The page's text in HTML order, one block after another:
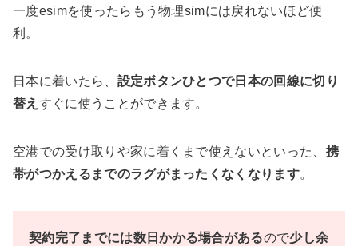
一度esimを使ったらもう物理simには戻れないほど便
利。
日本に着いたら、 設定ボタンひとつで日本の回線に切り
替え すぐに使うことができます。
空港での受け取りや家に着くまで使えないといった、 携
帯がつかえるまでのラグがまったくなくなります。
契約完了までには数日かかる場合があるので少し余